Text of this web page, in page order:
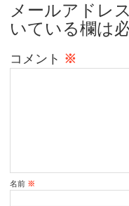
メールアドレ
いている欄は
コメント ※
名前 ※